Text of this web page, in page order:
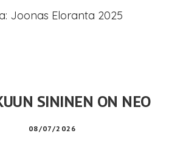
Joonas Eloranta 2025
SININEN ON NEO
08/07/2026